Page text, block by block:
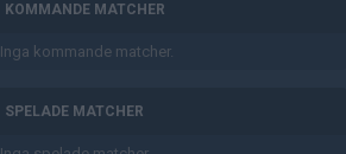
KOMMANDE MATCHER
Inga kommande matcher.
SPELADE MATCHER